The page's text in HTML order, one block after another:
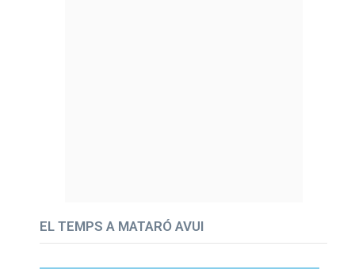
EL TEMPS A MATARÓ AVUI